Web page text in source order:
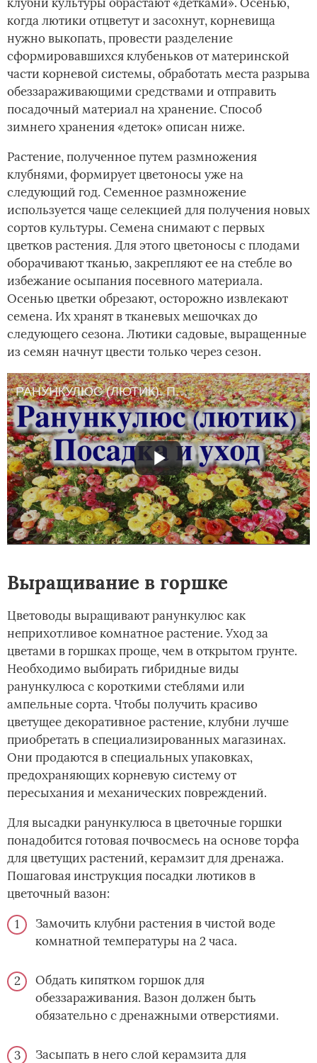
когда лютики отцветут и засохнут, корневища
нужно выкопать, провести разделение
сформировавшихся клубеньков от материнской
части корневой системы, обработать места разрыва
обеззараживающими средствами и отправить
посадочный материал на хранение. Способ
зимнего хранения «деток» описан ниже.
Растение, полученное путем размножения
клубнями, формирует цветоносы уже на
следующий год. Семенное размножение
используется чаще селекцией для получения новых
сортов культуры. Семена снимают с первых
цветков растения. Для этого цветоносы с плодами
оборачивают тканью, закрепляют ее на стебле во
избежание осыпания посевного материала.
Осенью цветки обрезают, осторожно извлекают
семена. Их хранят в тканевых мешочках до
следующего сезона. Лютики садовые, выращенные
из семян начнут цвести только через сезон.
РАНУНКУЛЮС (ЛЮТИК). ПОСАДКА И УХОД
Выращивание в горшке
Цветоводы выращивают ранункулюс как
неприхотливое комнатное растение. Уход за
цветами в горшках проще, чем в открытом грунте.
Необходимо выбирать гибридные виды
ранункулюса с короткими стеблями или
ампельные сорта. Чтобы получить красиво
цветущее декоративное растение, клубни лучше
приобретать в специализированных магазинах.
Они продаются в специальных упаковках,
предохраняющих корневую систему от
пересыхания и механических повреждений.
Для высадки ранункулюса в цветочные горшки
понадобится готовая почвосмесь на основе торфа
для цветущих растений, керамзит для дренажа.
Пошаговая инструкция посадки лютиков в
цветочный вазон:
Замочить клубни растения в чистой воде
комнатной температуры на 2 часа.
Обдать кипятком горшок для
обеззараживания. Вазон должен быть
обязательно с дренажными отверстиями.
Засыпать в него слой керамзита для